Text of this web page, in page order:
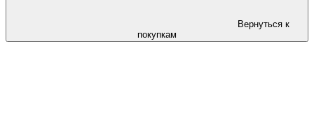
Вернуться к
покупкам